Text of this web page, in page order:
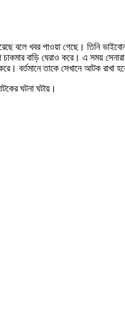
বলে খবর পাওয়া গেছে। তিনি
বাড়ি ঘেরাও করে। এ সময়
বর্তমানে তাকে সেখানে আটক রাখা
ঘটনা ঘটায়।